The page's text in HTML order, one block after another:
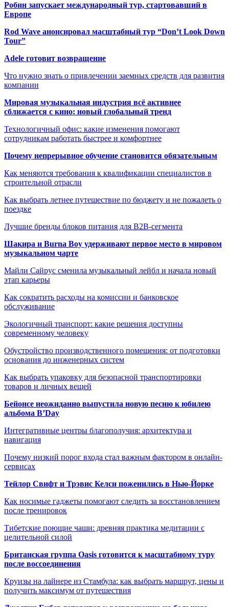
Робин запускает международный тур, стартовавший в
Европе
Rod Wave анонсировал масштабный тур “Don’t Look Down
Tour”
Adele готовит возвращение
Что нужно знать о привлечении заемных средств для развития
компании
Мировая музыкальная индустрия всё активнее
сближается с кино: новый глобальный тренд
Технологичный офис: какие изменения помогают
сотрудникам работать быстрее и комфортнее
Почему непрерывное обучение становится обязательным
Как меняются требования к квалификации специалистов в
строительной отрасли
Как выбрать летнее путешествие по бюджету и не пожалеть о
поездке
Лучшие бренды блоков питания для B2B-сегмента
Шакира и Burna Boy удерживают первое место в мировом
музыкальном чарте
Майли Сайрус сменила музыкальный лейбл и начала новый
этап карьеры
Как сократить расходы на комиссии и банковское
обслуживание
Экологичный транспорт: какие решения доступны
современному человеку
Обустройство производственного помещения: от подготовки
основания до инженерных систем
Как выбрать упаковку для безопасной транспортировки
товаров и личных вещей
Бейонсе неожиданно выпустила новую песню к юбилею
альбома B’Day
Интегративные центры благополучия: архитектура и
навигация
Почему низкий порог входа стал важным фактором в онлайн-
сервисах
Тейлор Свифт и Трэвис Келси поженились в Нью-Йорке
Как носимые гаджеты помогают следить за восстановлением
после тренировок
Тибетские поющие чаши: древняя практика медитации с
целительной силой
Британская группа Oasis готовится к масштабному туру
после воссоединения
Круизы на лайнере из Стамбула: как выбрать маршрут, цены и
получить максимум от путешествия